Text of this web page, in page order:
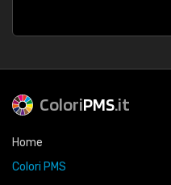
ColoriPMS.it
Home
Colori PMS